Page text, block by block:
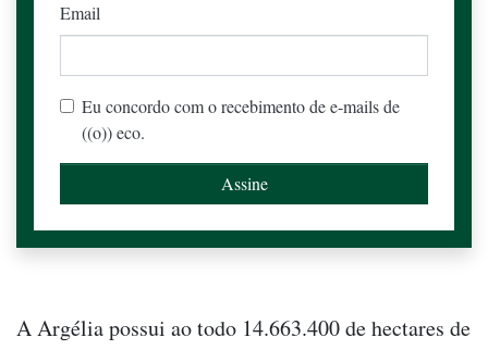
Email
Eu concordo com o recebimento de e-mails de
((o)) eco.
A Argélia possui ao todo 14.663.400 de hectares de